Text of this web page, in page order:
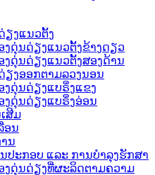
ຽງແນວຕັ້ງ
ງດຸ່ນດ່ຽງແນວຕັ້ງຂ້າງດຽວ
ງດຸ່ນດ່ຽງແນວຕັ້ງສອງດ້ານ
ຽງອອກຕາມລວງນອນ
ງດຸ່ນດ່ຽງແບຣິ່ງແຂງ
ງດຸ່ນດ່ຽງແບຣິ່ງອ່ອນ
ສີມ
ອນ
ນ
ປະກອບ ແລະ ການບຳລຸງຮັກສາ
ງດຸ່ນດ່ຽງທີ່ຜະລິດຕາມຄວາມ